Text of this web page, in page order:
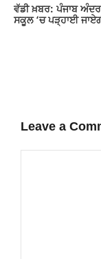
ਵੱਡੀ ਖ਼ਬਰ: ਪੰਜਾਬ
ਸਕੂਲ ‘ਚ ਪੜ੍ਹਾਈ
Leave a